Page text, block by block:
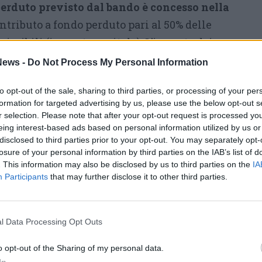
- Do Not Process My Personal Information
opt-out of the sale, sharing to third parties, or processing of your
for targeted advertising by us, please use the below opt-out
selection. Please note that after your opt-out request is processed
interest-based ads based on personal information utilized by us
to third parties prior to your opt-out. You may separately
of your personal information by third parties on the IAB’s list of
This information may also be disclosed by us to third parties on the
Participants that may further disclose it to other third parties.
Data Processing Opt Outs
opt-out of the Sharing of my personal data.
previsto dal bando è concesso nella
a fondo perduto pari al 50% delle
(in conto capitale). L’importo dei
da un minimo di 3milaa un massimo di
delle spese complessive ammissibili in
contributo le realtà classificate come micro,
(MPMI), regolarmente costituite, iscritte e
Imprese con almeno due bilanci depositati
fiscali presentate) e con una sede
in cui si svolge l’attività produttiva a
essere realizzate le attività di progetto e gli
di apparecchiature.
avviato a Legnano riguarda la riduzione